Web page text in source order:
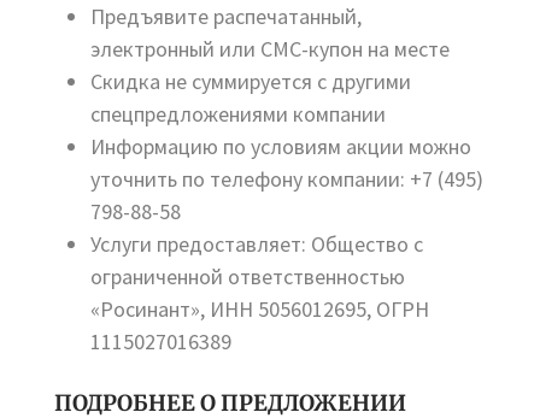
Предъявите распечатанный,
электронный или СМС-купон на месте
Скидка не суммируется с другими
спецпредложениями компании
Информацию по условиям акции можно
уточнить по телефону компании: +7 (495)
798-88-58
Услуги предоставляет: Общество с
ограниченной ответственностью
«Росинант», ИНН 5056012695, ОГРН
1115027016389
ПОДРОБНЕЕ О ПРЕДЛОЖЕНИИ